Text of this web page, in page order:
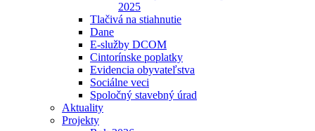
2025
Tlačivá na stiahnutie
Dane
E-služby DCOM
Cintorínske poplatky
Evidencia obyvateľstva
Sociálne veci
Spoločný stavebný úrad
Aktuality
Projekty